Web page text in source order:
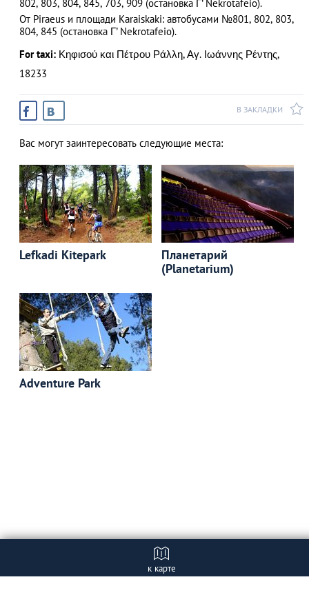
802, 803, 804, 845, 703, 909 (остановка Γ’ Nekrotafeio).
От Piraeus и площади Karaiskaki: автобусами №801, 802, 803,
804, 845 (остановка Γ’ Nekrotafeio).
For taxi: Κηφισού και Πέτρου Ράλλη, Αγ. Ιωάννης Ρέντης,
18233
В ЗАКЛАДКИ
Вас могут заинтересовать следующие места:
Lefkadi Kitepark
Планетарий
(Planetarium)
Adventure Park
к карте